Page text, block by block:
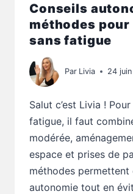
Conseils
méthodes
sans fatigue
Par Livia 24
Salut c’est Livia !
fatigue, il faut
modérée,
espace et prises de
méthodes
autonomie tout en